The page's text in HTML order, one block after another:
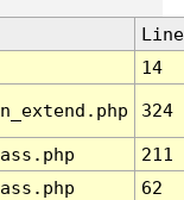
Line
14
324
211
62